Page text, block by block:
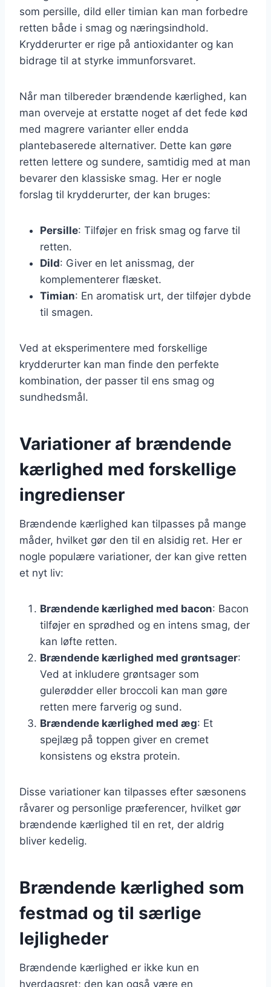
som persille, dild eller timian kan man forbedre
retten både i smag og næringsindhold.
Krydderurter er rige på antioxidanter og kan
bidrage til at styrke immunforsvaret.
Når man tilbereder brændende kærlighed, kan
man overveje at erstatte noget af det fede kød
med magrere varianter eller endda
plantebaserede alternativer. Dette kan gøre
retten lettere og sundere, samtidig med at man
bevarer den klassiske smag. Her er nogle
forslag til krydderurter, der kan bruges:
Persille: Tilføjer en frisk smag og farve til
retten.
Dild: Giver en let anissmag, der
komplementerer flæsket.
Timian: En aromatisk urt, der tilføjer dybde
til smagen.
Ved at eksperimentere med forskellige
krydderurter kan man finde den perfekte
kombination, der passer til ens smag og
sundhedsmål.
Variationer af brændende
kærlighed med forskellige
ingredienser
Brændende kærlighed kan tilpasses på mange
måder, hvilket gør den til en alsidig ret. Her er
nogle populære variationer, der kan give retten
et nyt liv:
Brændende kærlighed med bacon: Bacon
tilføjer en sprødhed og en intens smag, der
kan løfte retten.
Brændende kærlighed med grøntsager:
Ved at inkludere grøntsager som
gulerødder eller broccoli kan man gøre
retten mere farverig og sund.
Brændende kærlighed med æg: Et
spejlæg på toppen giver en cremet
konsistens og ekstra protein.
Disse variationer kan tilpasses efter sæsonens
råvarer og personlige præferencer, hvilket gør
brændende kærlighed til en ret, der aldrig
bliver kedelig.
Brændende kærlighed som
festmad og til særlige
lejligheder
Brændende kærlighed er ikke kun en
hverdagsret; den kan også være en